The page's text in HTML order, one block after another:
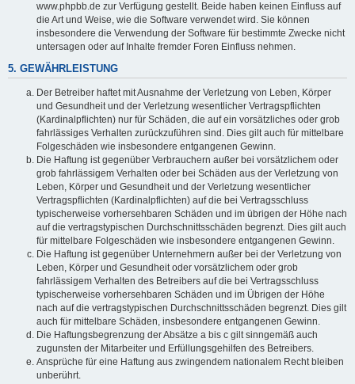
www.phpbb.de zur Verfügung gestellt. Beide haben keinen Einfluss auf
die Art und Weise, wie die Software verwendet wird. Sie können
insbesondere die Verwendung der Software für bestimmte Zwecke nicht
untersagen oder auf Inhalte fremder Foren Einfluss nehmen.
5. GEWÄHRLEISTUNG
Der Betreiber haftet mit Ausnahme der Verletzung von Leben, Körper
und Gesundheit und der Verletzung wesentlicher Vertragspflichten
(Kardinalpflichten) nur für Schäden, die auf ein vorsätzliches oder grob
fahrlässiges Verhalten zurückzuführen sind. Dies gilt auch für mittelbare
Folgeschäden wie insbesondere entgangenen Gewinn.
Die Haftung ist gegenüber Verbrauchern außer bei vorsätzlichem oder
grob fahrlässigem Verhalten oder bei Schäden aus der Verletzung von
Leben, Körper und Gesundheit und der Verletzung wesentlicher
Vertragspflichten (Kardinalpflichten) auf die bei Vertragsschluss
typischerweise vorhersehbaren Schäden und im übrigen der Höhe nach
auf die vertragstypischen Durchschnittsschäden begrenzt. Dies gilt auch
für mittelbare Folgeschäden wie insbesondere entgangenen Gewinn.
Die Haftung ist gegenüber Unternehmern außer bei der Verletzung von
Leben, Körper und Gesundheit oder vorsätzlichem oder grob
fahrlässigem Verhalten des Betreibers auf die bei Vertragsschluss
typischerweise vorhersehbaren Schäden und im Übrigen der Höhe
nach auf die vertragstypischen Durchschnittsschäden begrenzt. Dies gilt
auch für mittelbare Schäden, insbesondere entgangenen Gewinn.
Die Haftungsbegrenzung der Absätze a bis c gilt sinngemäß auch
zugunsten der Mitarbeiter und Erfüllungsgehilfen des Betreibers.
Ansprüche für eine Haftung aus zwingendem nationalem Recht bleiben
unberührt.